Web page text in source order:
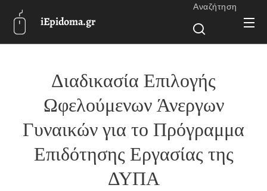
iEpidoma.gr
Αναζήτηση
Διαδικασία Επιλογής
Ωφελούμενων Άνεργων
Γυναικών για το Πρόγραμμα
Επιδότησης Εργασίας της
ΔΥΠΑ